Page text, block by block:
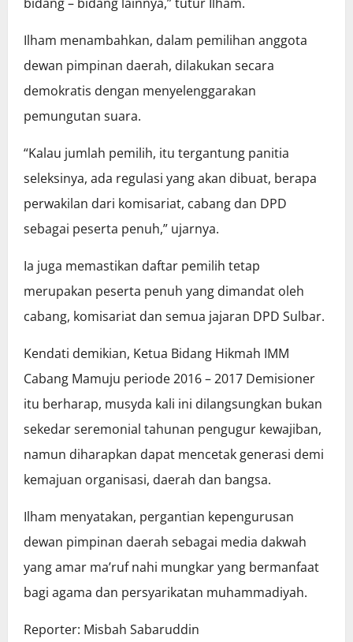
Ilham menambahkan, dalam pemilihan anggota
dewan pimpinan daerah, dilakukan secara
demokratis dengan menyelenggarakan
pemungutan suara.
“Kalau jumlah pemilih, itu tergantung panitia
seleksinya, ada regulasi yang akan dibuat, berapa
perwakilan dari komisariat, cabang dan DPD
sebagai peserta penuh,” ujarnya.
Ia juga memastikan daftar pemilih tetap
merupakan peserta penuh yang dimandat oleh
cabang, komisariat dan semua jajaran DPD Sulbar.
Kendati demikian, Ketua Bidang Hikmah IMM
Cabang Mamuju periode 2016 – 2017 Demisioner
itu berharap, musyda kali ini dilangsungkan bukan
sekedar seremonial tahunan pengugur kewajiban,
namun diharapkan dapat mencetak generasi demi
kemajuan organisasi, daerah dan bangsa.
Ilham menyatakan, pergantian kepengurusan
dewan pimpinan daerah sebagai media dakwah
yang amar ma’ruf nahi mungkar yang bermanfaat
bagi agama dan persyarikatan muhammadiyah.
Reporter: Misbah Sabaruddin